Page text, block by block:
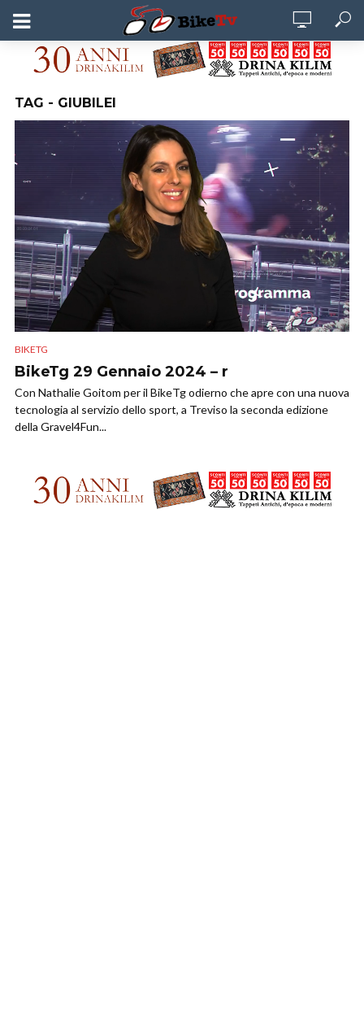
TAG - GIUBILEI
BIKETG
BikeTg 29 Gennaio 2024 – r
Con Nathalie Goitom per il BikeTg odierno che apre con una nuova
tecnologia al servizio dello sport, a Treviso la seconda edizione
della Gravel4Fun...